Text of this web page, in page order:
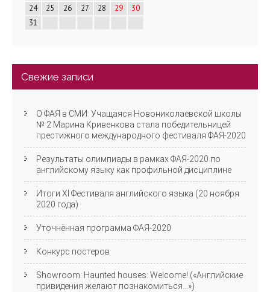
24
25 26 27 28 29
30
31
Свежие записи
О ФАЯ в СМИ: Учащаяся Новониколаевской школы
№ 2 Марина Кривенкова стала победительницей
престижного международного фестиваля ФАЯ-2020
Результаты олимпиады в рамках ФАЯ-2020 по
английскому языку как профильной дисциплине
Итоги XI Фестиваля английского языка (20 ноября
2020 года)
Уточнённая программа ФАЯ-2020
Конкурс постеров
Showroom: Haunted houses: Welcome! («Английские
привидения желают познакомиться…»)